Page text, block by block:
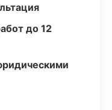
до 12